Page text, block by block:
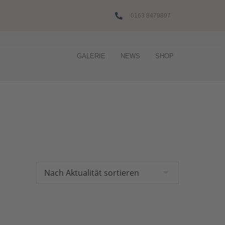
0163 8479897
GALERIE NEWS SHOP